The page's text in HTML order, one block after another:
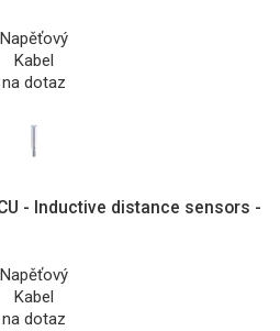
Napěťový
Kabel
na dotaz
- Inductive distance sensors -
Napěťový
Kabel
na dotaz